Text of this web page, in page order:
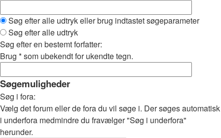
Søg efter alle udtryk eller brug indtastet søgeparameter
Søg efter alle udtryk
Søg efter en bestemt forfatter:
Brug * som ubekendt for ukendte tegn.
Søgemuligheder
Søg i fora:
Vælg det forum eller de fora du vil søge i. Der søges automatisk
i underfora medmindre du fravælger "Søg i underfora"
herunder.